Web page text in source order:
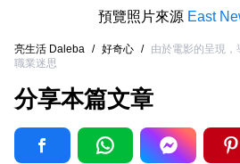
預覽照片來源 East
亮生活 Daleba / 好奇心 /
由於電影的呈現，
職業迷思
分享本篇文章